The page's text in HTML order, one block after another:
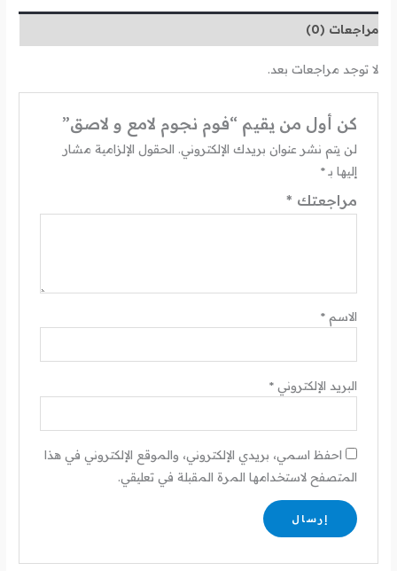
مراجعات (0)
لا توجد مراجعات بعد.
كن أول من يقيم “فوم نجوم لامع و لاصق”
لن يتم نشر عنوان بريدك الإلكتروني. الحقول الإلزامية مشار
إليها بـ*
مراجعتك *
الاسم *
البريد الإلكتروني *
احفظ اسمي، بريدي الإلكتروني، والموقع الإلكتروني في هذا
المتصفح لاستخدامها المرة المقبلة في تعليقي.